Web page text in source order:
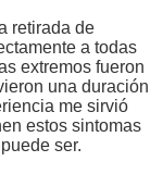
retirada de
a todas
extremos fueron
una duración
me sirvió
estos sintomas
ser.